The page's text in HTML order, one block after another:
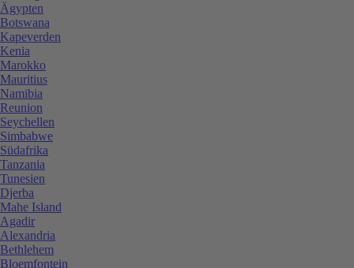
Ägypten
Botswana
Kapeverden
Kenia
Marokko
Mauritius
Namibia
Reunion
Seychellen
Simbabwe
Südafrika
Tanzania
Tunesien
Djerba
Mahe Island
Agadir
Alexandria
Bethlehem
Bloemfontein